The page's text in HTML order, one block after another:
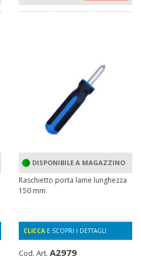
DISPONIBILE A MAGAZZINO
Raschietto porta lame lunghezza
150 mm
CLICCA E SCOPRI I DETTAGLI
Cod. Art. A2979